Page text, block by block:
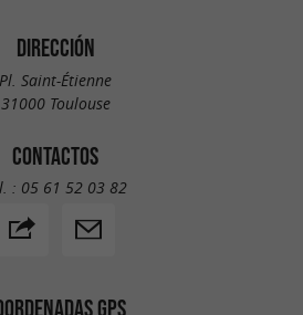
DIRECCIÓN
Pl. Saint-Étienne
31000 Toulouse
CONTACTOS
: 05 61 52 03 82
GPS